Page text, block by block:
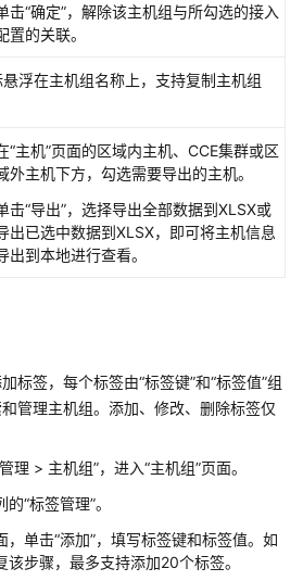
击“确定”，解除该主机组与所勾选的接入
置的关联。
悬浮在主机组名称上，支持复制主机组
“主机”页面的区域内主机、CCE集群或区
外主机下方，勾选需要导出的主机。
击“导出”，选择导出全部数据到XLSX或
出已选中数据到XLSX，即可将主机信息
出到本地进行查看。
标签，每个标签由“标签键”和“标签值”组
管理主机组。添加、修改、删除标签仅
理 > 主机组”，进入“主机组”页面。
“标签管理”。
单击“添加”，填写标签键和标签值。如
步骤，最多支持添加20个标签。